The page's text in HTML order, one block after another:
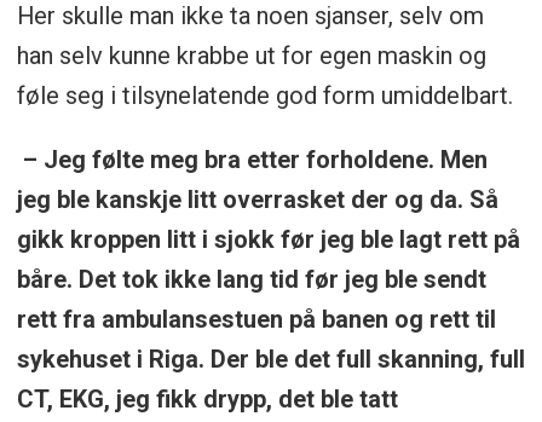
Her skulle man ikke ta noen sjanser, selv om
han selv kunne krabbe ut for egen maskin og
føle seg i tilsynelatende god form umiddelbart.
– Jeg følte meg bra etter forholdene. Men
jeg ble kanskje litt overrasket der og da. Så
gikk kroppen litt i sjokk før jeg ble lagt rett på
båre. Det tok ikke lang tid før jeg ble sendt
rett fra ambulansestuen på banen og rett til
sykehuset i Riga. Der ble det full skanning, full
CT, EKG, jeg fikk drypp, det ble tatt